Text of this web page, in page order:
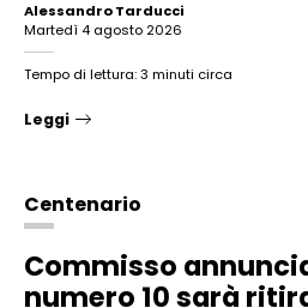
Alessandro Tarducci
martedì 4 agosto 2026
Tempo di lettura: 3 minuti circa
Leggi
Centenario
Commisso
numero 10 sarà